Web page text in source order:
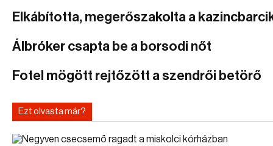
Elkábította, megerőszakolta a
Álbróker csapta be a borsodi nőt
Fotel mögött rejtőzött a szendrői betörő
Ezt olvasta már?